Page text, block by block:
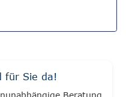
für Sie da!
Beratung.